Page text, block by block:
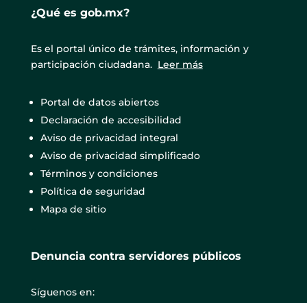
¿Qué es gob.mx?
Es el portal único de trámites, información y
participación ciudadana. Leer más
Portal de datos abiertos
Declaración de accesibilidad
Aviso de privacidad integral
Aviso de privacidad simplificado
Términos y condiciones
Política de seguridad
Mapa de sitio
Denuncia contra servidores públicos
Síguenos en: